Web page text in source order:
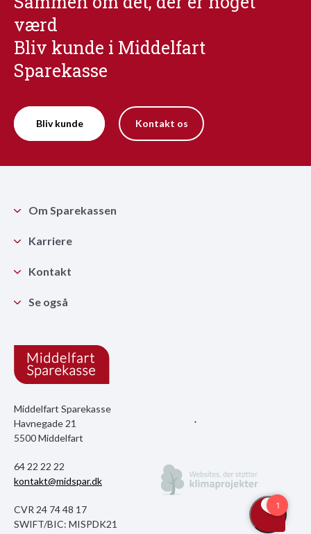
værd
Bliv kunde i Middelfart
Sparekasse
Bliv kunde Kontakt os
Middelfart Sparekasse
Havnegade 21
5500 Middelfart
64 22 22 22
kontakt@midspar.dk
CVR 24 74 48 17
SWIFT/BIC: MISPDK21
Om Sparekassen
Karriere
Kontakt
Se også